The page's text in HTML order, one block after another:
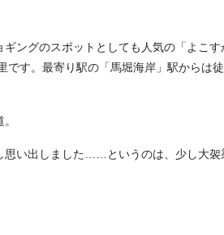
ングのスポットとしても人気の「よこす
す。最寄り駅の「馬堀海岸」駅からは
い出しました……というのは、少し大袈